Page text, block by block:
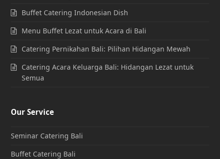
Buffet Catering Indonesian Dish
Menu Buffet Lezat untuk Acara di Bali
Catering Pernikahan Bali: Pilihan Hidangan Mewah
Catering Acara Keluarga Bali: Hidangan Lezat untuk
Semua
Our Service
Seminar Catering Bali
Buffet Catering Bali